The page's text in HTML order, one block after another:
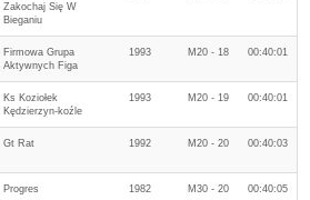
Zakochaj Się W
Bieganiu
Firmowa Grupa
Aktywnych Figa
1993 M20 - 18 00:40:01
Ks Koziołek
Kędzierzyn-koźle
1993 M20 - 19 00:40:01
Gt Rat 1992 M20 - 20 00:40:03
Progres 1982 M30 - 20 00:40:05